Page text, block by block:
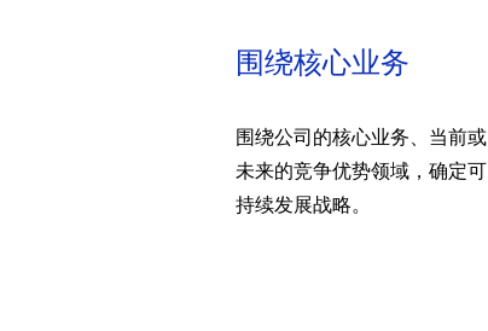
围绕核心业务
围绕公司的核心业务、当前或
未来的竞争优势领域，确定可
持续发展战略。